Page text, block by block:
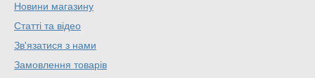
Новини магазину
Статті та відео
Зв'язатися з нами
Замовлення товарів